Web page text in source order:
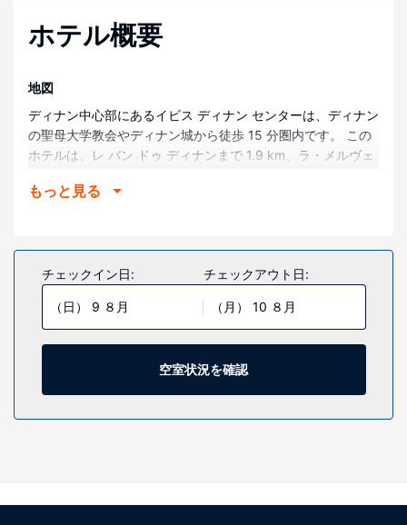
ホテル概要
地図
ディナン中心部にあるイビス ディナン センターは、ディナン
の聖母大学教会やディナン城から徒歩 15 分圏内です。 この
ホテルは、レ バン ドゥ ディナンまで 1.9 km、ラ・メルヴェ
部屋
をお使いいただけるほか、ケーブルの番組をご覧いただけま
す。バスルームには、シャワー、ヘアドライヤーがありま
す。電話の他に、デスクや遮光カーテンもご利用いただけま
テラスや庭園からの眺めを楽しみ、WiFi (無料)などをお使い
レビ (共用エリア)をご利用いただけます。
もっと見る
チェックイン日:
（日） 9 ８月
チェックアウト日:
（月） 10 ８月
空室状況を確認